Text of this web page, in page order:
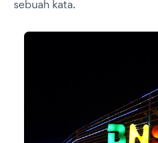
sebuah kata.